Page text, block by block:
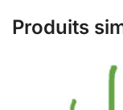
Produits